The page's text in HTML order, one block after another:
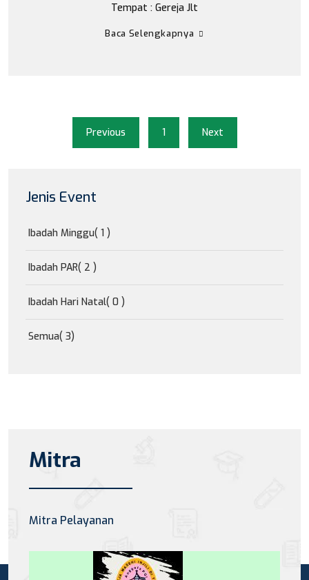
Tempat : Gereja Jlt
Baca Selengkapnya
Previous 1 Next
Jenis Event
Ibadah Minggu( 1 )
Ibadah PAR( 2 )
Ibadah Hari Natal( 0 )
Semua( 3)
Mitra
Mitra Pelayanan